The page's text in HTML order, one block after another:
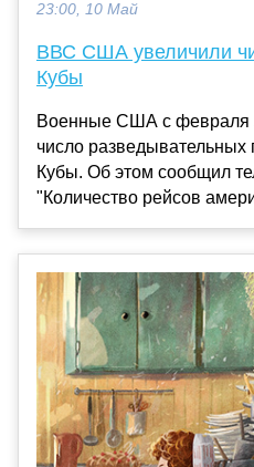
23:00, 10 Май
ВВС США увеличили
Кубы
Военные США с февраля
число разведывательных
Кубы. Об этом сообщил
"Количество рейсов